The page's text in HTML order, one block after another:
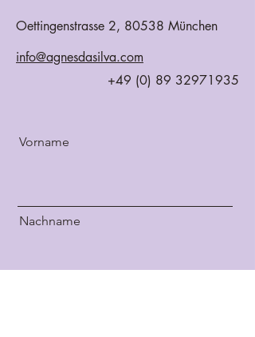
Oettingenstrasse 2, 80538 München
info@agnesdasilva.com
+49 (0) 89 32971935
Vorname
Nachname